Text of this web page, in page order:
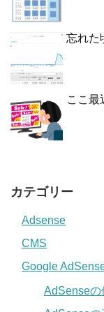
忘れた
ここ最
カテゴリー
Adsense
CMS
Google
AdSenseの